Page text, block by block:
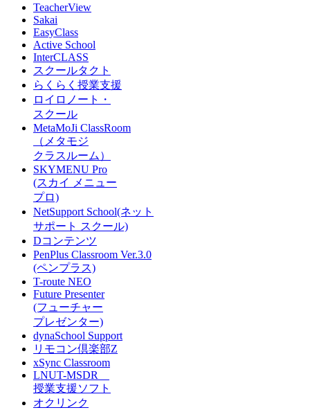
TeacherView
Sakai
EasyClass
Active School
InterCLASS
スクールタクト
らくらく授業支援
ロイロノート・
スクール
MetaMoJi ClassRoom
（メタモジ
クラスルーム）
SKYMENU Pro
(スカイ メニュー
プロ)
NetSupport School(ネット
サポート スクール)
Dコンテンツ
PenPlus Classroom Ver.3.0
(ペンプラス)
T-route NEO
Future Presenter
(フューチャー
プレゼンター)
dynaSchool Support
リモコン倶楽部Z
xSync Classroom
LNUT-MSDR
授業支援ソフト
オクリンク